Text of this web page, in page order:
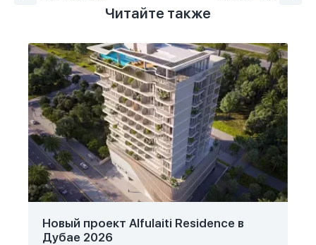
Читайте также
Новый проект Alfulaiti Residence в
Дубае 2026